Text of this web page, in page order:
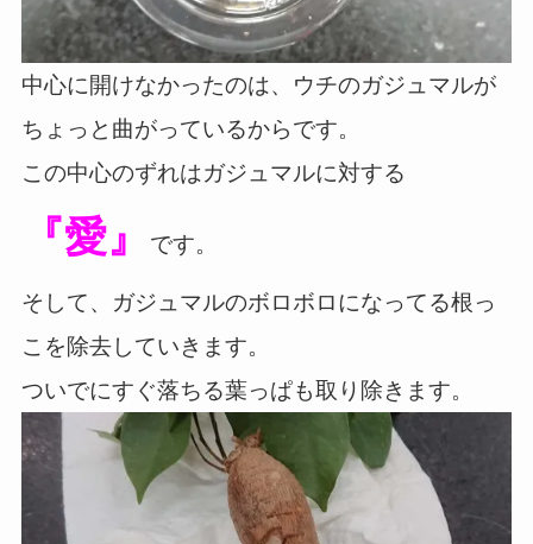
中心に開けなかったのは、ウチのガジュマルが
ちょっと曲がっているからです。
この中心のずれはガジュマルに対する
『愛』 です。
そして、ガジュマルのボロボロになってる根っ
こを除去していきます。
ついでにすぐ落ちる葉っぱも取り除きます。